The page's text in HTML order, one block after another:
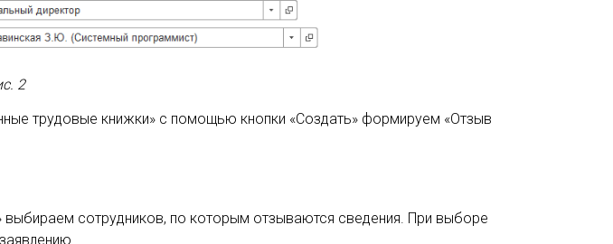
2
трудовые книжки» с помощью кнопки «Создать» формируем «Отзыв
сотрудников, по которым отзываются сведения. При выборе